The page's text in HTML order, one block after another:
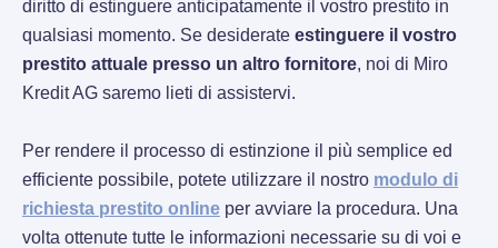
diritto di estinguere anticipatamente il vostro prestito in
qualsiasi momento. Se desiderate estinguere il vostro
prestito attuale presso un altro fornitore, noi di Miro
Kredit AG saremo lieti di assistervi.
Per rendere il processo di estinzione il più semplice ed
efficiente possibile, potete utilizzare il nostro modulo di
richiesta prestito online per avviare la procedura. Una
volta ottenute tutte le informazioni necessarie su di voi e